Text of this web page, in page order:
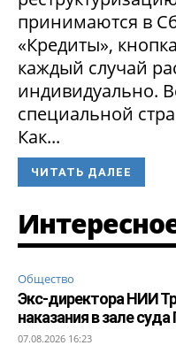
принимаются в
«Кредиты»,
каждый случай
индивидуально.
специальной
Как...
ЧИТАТЬ ДАЛЕЕ
Общество
Экс-директора НИИ
наказания в зале суда
07.08.2026 16:23